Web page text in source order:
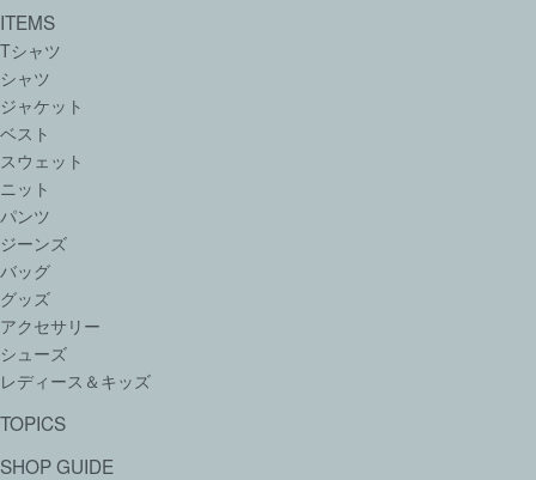
ITEMS
Tシャツ
シャツ
ジャケット
ベスト
スウェット
ニット
パンツ
ジーンズ
バッグ
グッズ
アクセサリー
シューズ
レディース＆キッズ
TOPICS
SHOP GUIDE